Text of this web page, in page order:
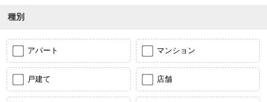
種別
アパート マンション
戸建て 店舗